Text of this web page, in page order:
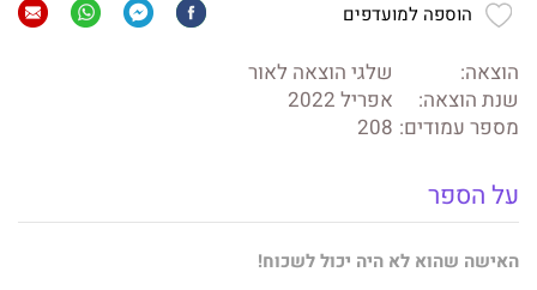
הוספה למועדפים
הוצאה:
שלגי הוצאה לאור
שנת הוצאה:
אפריל 2022
מספר עמודים: 208
על הספר
האישה שהוא לא היה יכול לשכוח!